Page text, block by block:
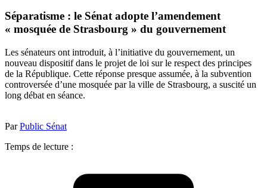
Séparatisme : le Sénat adopte l’amendement
« mosquée de Strasbourg » du gouvernement
Les sénateurs ont introduit, à l’initiative du gouvernement, un
nouveau dispositif dans le projet de loi sur le respect des principes
de la République. Cette réponse presque assumée, à la subvention
controversée d’une mosquée par la ville de Strasbourg, a suscité un
long débat en séance.
ParPublic Sénat
Temps de lecture :